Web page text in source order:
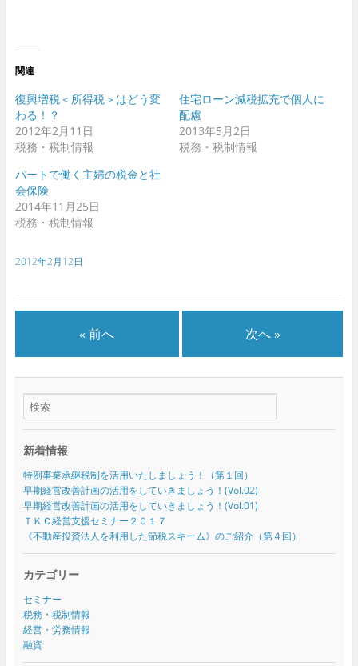
ド
ウ
で
開
き
ま
す
ド
ウ
開
き
ま
す
関連
復興増税＜所得税＞はどう変
わる！？
2012年2月11日
税務・税制情報
住宅ローン減税拡充で個人に
配慮
2013年5月2日
税務・税制情報
パートで働く主婦の税金と社
会保険
2014年11月25日
税務・税制情報
2012年2月12日
« 前へ 次へ »
新着情報
特例事業承継税制を活用いたしましょう！（第１回）
早期経営改善計画の活用をしていきましょう！(Vol.02)
早期経営改善計画の活用をしていきましょう！(Vol.01)
ＴＫＣ経営支援セミナー２０１７
《不動産投資法人を利用した節税スキーム》のご紹介（第４回）
カテゴリー
セミナー
税務・税制情報
経営・労務情報
融資